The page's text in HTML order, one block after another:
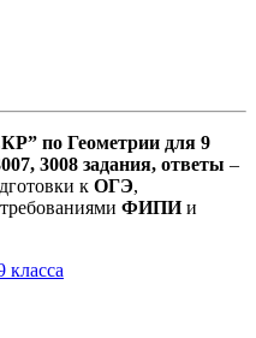
по Геометрии для 9
3008 задания, ответы –
к ОГЭ,
ФИПИи
класса